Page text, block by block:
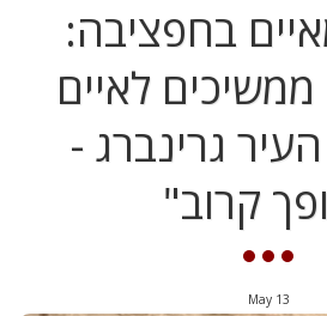
בחפציבה:
ממשיכים לאיים
גרינברג -
קרוב"
13
May